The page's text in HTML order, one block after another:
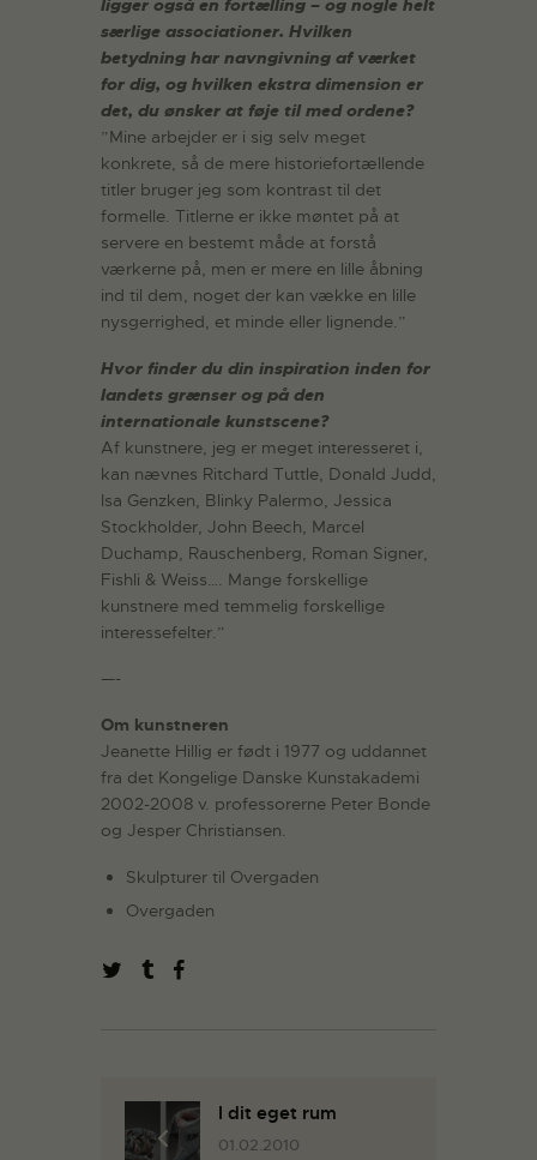
ligger også en fortælling – og nogle helt
særlige associationer. Hvilken
betydning har navngivning af værket
for dig, og hvilken ekstra dimension er
det, du ønsker at føje til med ordene?
”Mine arbejder er i sig selv meget
konkrete, så de mere historiefortællende
titler bruger jeg som kontrast til det
formelle. Titlerne er ikke møntet på at
servere en bestemt måde at forstå
værkerne på, men er mere en lille åbning
ind til dem, noget der kan vække en lille
nysgerrighed, et minde eller lignende.”
Hvor finder du din inspiration inden for
landets grænser og på den
internationale kunstscene?
Af kunstnere, jeg er meget interesseret i,
kan nævnes Ritchard Tuttle, Donald Judd,
Isa Genzken, Blinky Palermo, Jessica
Stockholder, John Beech, Marcel
Duchamp, Rauschenberg, Roman Signer,
Fishli & Weiss…. Mange forskellige
kunstnere med temmelig forskellige
interessefelter.”
—-
Om kunstneren
Jeanette Hillig er født i 1977 og uddannet
fra det Kongelige Danske Kunstakademi
2002-2008 v. professorerne Peter Bonde
og Jesper Christiansen.
Skulpturer til Overgaden
Overgaden
I dit eget rum
01.02.2010